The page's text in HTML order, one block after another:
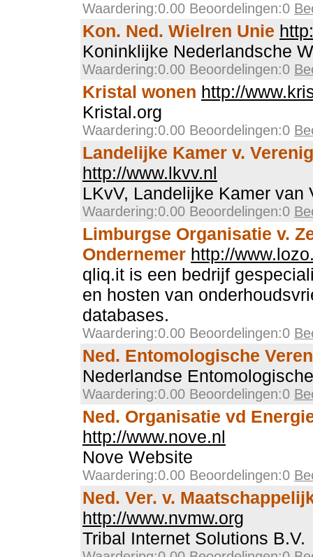
Waardering:0.00 Beoordelingen:0
Kon. Ned. Wielren Unie
Koninklijke Nederlandsche
Waardering:0.00 Beoordelingen:0
Kristal wonen http://
Kristal.org
Waardering:0.00 Beoordelingen:0
Landelijke Kamer v.
http://www.lkvv.nl
LKvV, Landelijke Kamer van
Waardering:0.00 Beoordelingen:0
Limburgse Organisatie v.
Ondernemer http://
qliq.it is een bedrijf
en hosten van
databases.
Waardering:0.00 Beoordelingen:0
Ned. Entomologische
Nederlandse
Waardering:0.00 Beoordelingen:0
Ned. Organisatie vd
http://www.nove.nl
Nove Website
Waardering:0.00 Beoordelingen:0
Ned. Ver. v.
http://www.nvmw.org
Tribal Internet Solutions B.V.